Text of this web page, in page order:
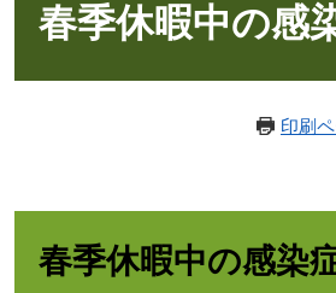
春季休暇中の感
印刷
春季休暇中の感染